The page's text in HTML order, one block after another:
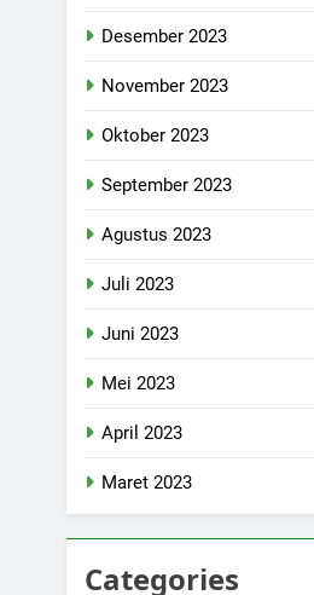
Desember 2023
November 2023
Oktober 2023
September 2023
Agustus 2023
Juli 2023
Juni 2023
Mei 2023
April 2023
Maret 2023
Categories